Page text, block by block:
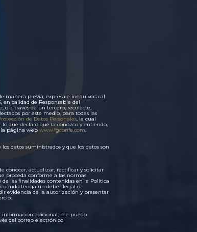
manera previa, expresa e inequívoca al
en calidad de Responsable del
o a través de un tercero, recolecte,
por este medio, para todas las
de Datos Personales, la cual
que declaro que la conozco y entiendo,
la página web www.fgconfe.com.
datos suministrados y que los datos son
conocer, actualizar, rectificar y solicitar
proceda conforme a las normas
las finalidades contenidas en la Política
cuando tenga un deber legal o
evidencia de la autorización y presentar
información adicional, me puedo
del correo electrónico